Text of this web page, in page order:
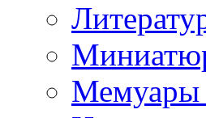
Мемуары